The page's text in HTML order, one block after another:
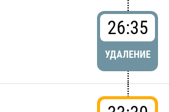
26:35
УДАЛЕНИЕ